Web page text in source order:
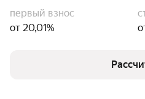
первый взнос
от 20,01%